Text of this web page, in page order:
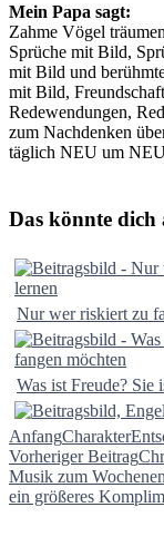
Mein Papa sagt:
Zahme Vögel
Sprüche mit Bild,
mit Bild und
mit Bild,
Redewendungen,
zum Nachdenken
täglich NEU um
Das könnte dich
Nur wer riskiert zu
Was ist Freude?
AnfangCharakter
Vorheriger Beitrag
Musik zum
ein größeres